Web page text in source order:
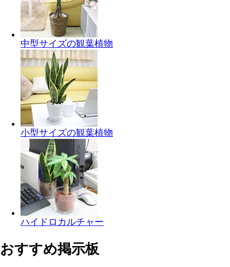
中型サイズの観葉植物
小型サイズの観葉植物
ハイドロカルチャー
おすすめ掲示板